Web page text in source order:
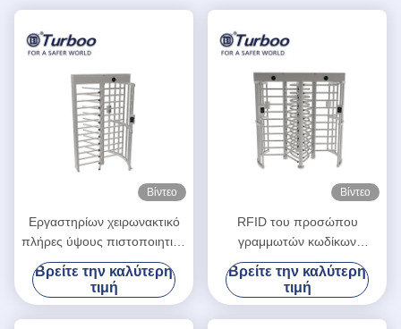
Βίντεο
Εργαστηρίων χειρωνακτικό
πλήρες ύψους πιστοποιητικό
CE λειτουργίας ISO9001
επαναρύθμισης
περιστροφικών πυλών μόνο
Βρείτε την καλύτερη
τιμή
Βίντεο
RFID του προσώπου
γραμμωτών κωδίκων
περιστροφική πύλη ύψους
αναγνώρισης πλήρης/
πλήρης πύλη 24V ύψους
SUS304
Βρείτε την καλύτερη
τιμή